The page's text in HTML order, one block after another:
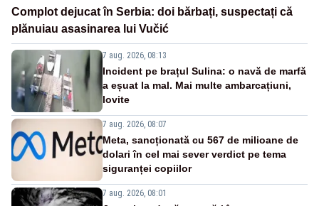
Complot dejucat în Serbia: doi bărbați, suspectați că
plănuiau asasinarea lui Vučić
7 aug. 2026, 08:13
Incident pe brațul Sulina: o navă de marfă
a eșuat la mal. Mai multe ambarcațiuni,
lovite
7 aug. 2026, 08:07
Meta, sancționată cu 567 de milioane de
dolari în cel mai sever verdict pe tema
siguranței copiilor
7 aug. 2026, 08:01